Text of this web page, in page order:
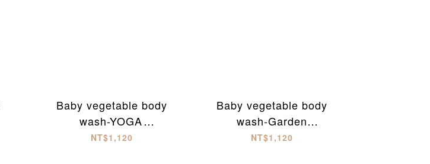
Baby vegetable body
wash-YOGA
soothing(500ml)
NT$1,120
Baby vegetable body
wash-Garden
party(500ml)
NT$1,120